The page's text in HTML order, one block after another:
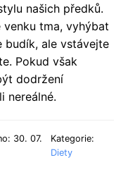
našich předků.
tma, vyhýbat
budík, ale vstávejte
Pokud však
dodržení
nereálné.
30. 07.
Kategorie:
Diety